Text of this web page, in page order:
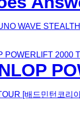
WAVE
[배드민턴코리